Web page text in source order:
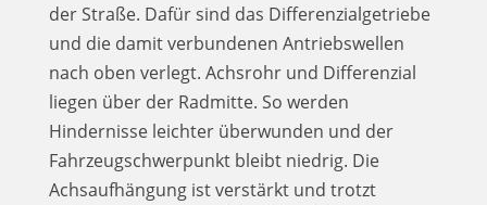
der Straße. Dafür sind das Differenzialgetriebe
und die damit verbundenen Antriebswellen
nach oben verlegt. Achsrohr und Differenzial
liegen über der Radmitte. So werden
Hindernisse leichter überwunden und der
Fahrzeugschwerpunkt bleibt niedrig. Die
Achsaufhängung ist verstärkt und trotzt